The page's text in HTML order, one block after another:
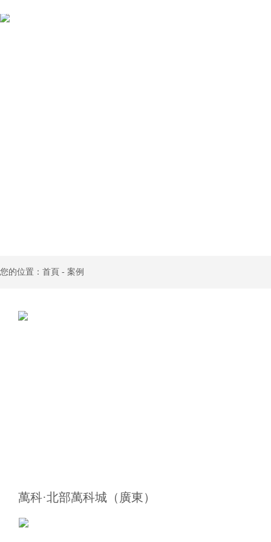
您的位置：首頁 - 案例
萬科·北部萬科城（廣東）